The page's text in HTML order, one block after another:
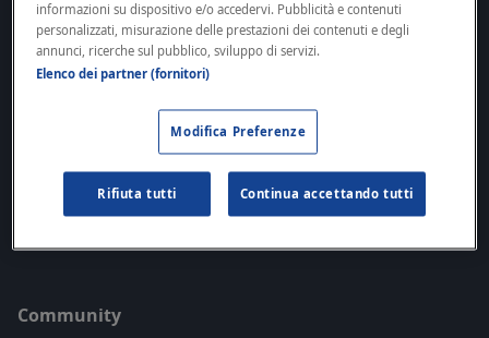
Docs
Getting Started
Roadmap
Community
informazioni su dispositivo e/o accedervi. Pubblicità e contenuti
personalizzati, misurazione delle prestazioni dei contenuti e degli
annunci, ricerche sul pubblico, sviluppo di servizi.
Elenco dei partner (fornitori)
Modifica Preferenze
Rifiuta tutti Continua accettando tutti